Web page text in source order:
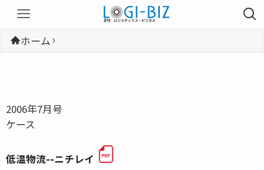
ホーム
2006年7月号
ケース
低温物流--ニチレイ